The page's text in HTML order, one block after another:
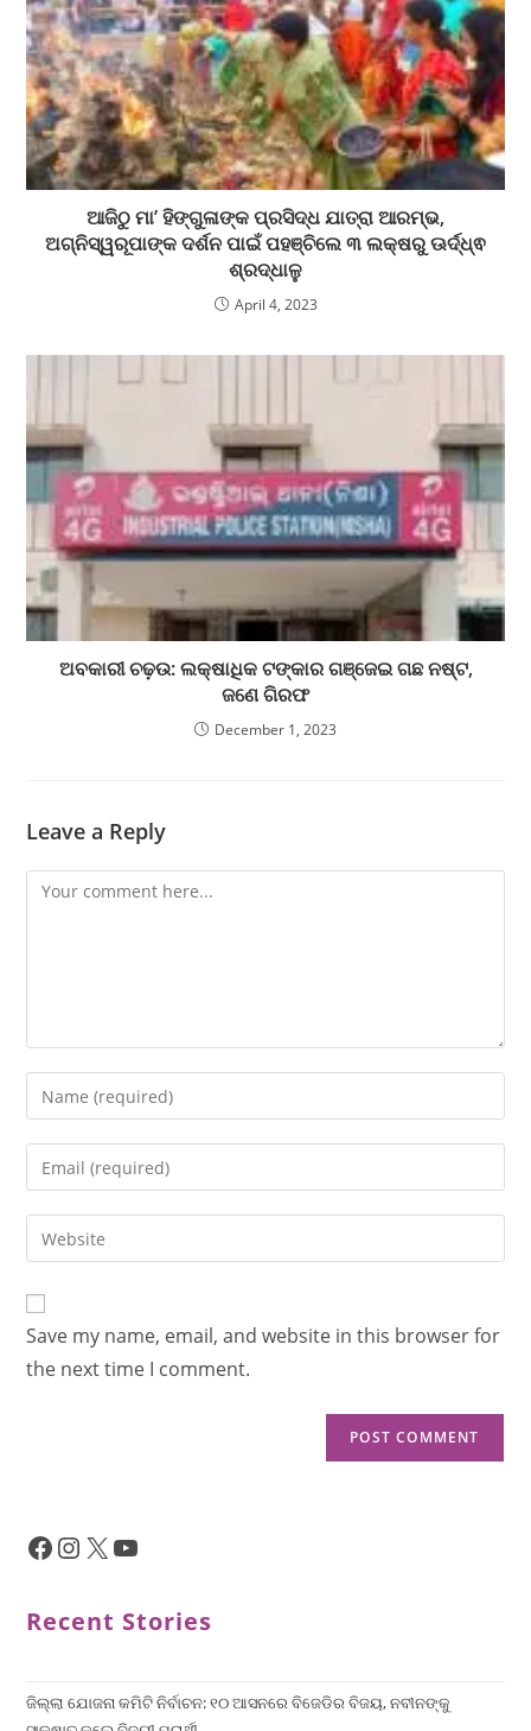
ଆଜିଠୁ ମା’ ହିଙ୍ଗୁଳାଙ୍କ ପ୍ରସିଦ୍ଧ ଯାତ୍ରା ଆରମ୍ଭ,
ଅଗ୍ନିସ୍ୱରୂପାଙ୍କ ଦର୍ଶନ ପାଇଁ ପହଞ୍ଚିଲେ ୩ ଲକ୍ଷରୁ ଊର୍ଦ୍ଧ୍ଵ
ଶ୍ରଦ୍ଧାଳୁ
April 4, 2023
ଅବକାରୀ ଚଢ଼ଉ: ଲକ୍ଷାଧିକ ଟଙ୍କାର ଗଞ୍ଜେଇ ଗଛ ନଷ୍ଟ,
ଜଣେ ଗିରଫ
December 1, 2023
Leave a Reply
Save my name, email, and website in this browser for
the next time I comment.
Recent Stories
ଜିଲ୍ଲା ଯୋଜନା କମିଟି ନିର୍ବାଚନ: ୧୦ ଆସନରେ ବିଜେଡିର ବିଜୟ, ନବୀନଙ୍କୁ